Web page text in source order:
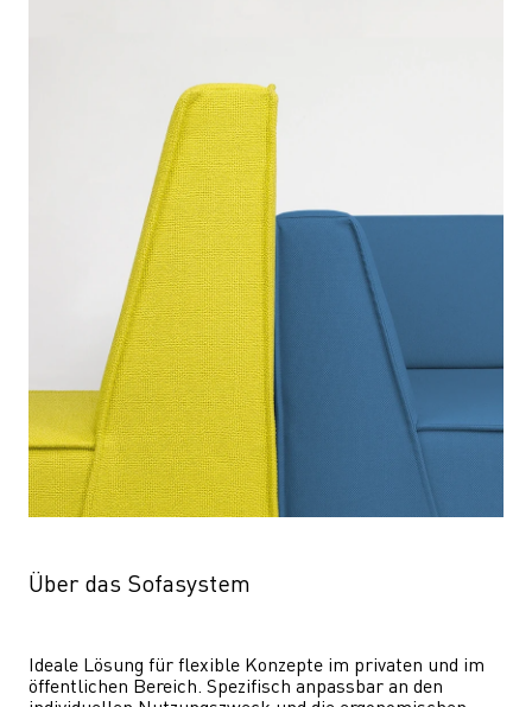
Über das Sofasystem
Ideale Lösung für flexible Konzepte im privaten und im
öffentlichen Bereich. Spezifisch anpassbar an den